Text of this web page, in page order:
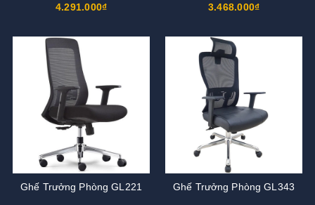
4.291.000₫ 3.468.000₫
Ghế Trưởng Phòng GL221 Ghế Trưởng Phòng GL343